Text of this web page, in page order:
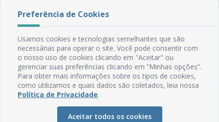
CEP: 58.280-000 - Mamanguape/PB
Fone: (83) 3292-2246
Email: comunicacao@mamanguape.pb.gov.br
Expediente: Segunda à Sexta, das 08h às 13h
Mapa do Site
Preferência de Cookies
Usamos cookies e tecnologias semelhantes que são
necessárias para operar o site. Você pode consentir com
o nosso uso de cookies clicando em "Aceitar" ou
gerenciar suas preferências clicando em “Minhas opções”.
Para obter mais informações sobre os tipos de cookies,
como utilizamos e quais dados são coletados, leia nossa
Política de Privacidade.
Aceitar todos os cookies